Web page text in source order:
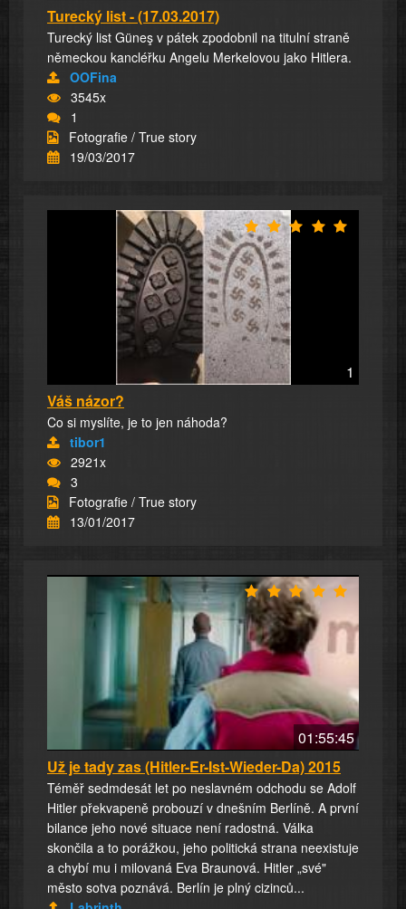
Turecký list - (17.03.2017)
Turecký list Güneş v pátek zpodobnil na titulní straně
německou kancléřku Angelu Merkelovou jako Hitlera.
OOFina
3545x
1
Fotografie / True story
19/03/2017
1
Váš názor?
Co si myslíte, je to jen náhoda?
tibor1
2921x
3
Fotografie / True story
13/01/2017
01:55:45
Už je tady zas (Hitler-Er-Ist-Wieder-Da) 2015
Téměř sedmdesát let po neslavném odchodu se Adolf
Hitler překvapeně probouzí v dnešním Berlíně. A první
bilance jeho nové situace není radostná. Válka
skončila a to porážkou, jeho politická strana neexistuje
a chybí mu i milovaná Eva Braunová. Hitler „své"
město sotva poznává. Berlín je plný cizinců...